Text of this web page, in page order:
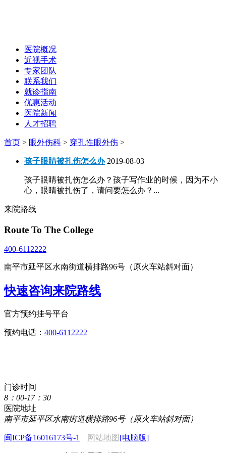
医院概况
近视手术
专家团队
联系我们
就诊指南
优惠活动
医院新闻
人才招聘
首页 > 眼外伤科 > 穿孔性眼外伤 >
孩子眼睛被扎伤怎么办 2019-08-03
孩子眼睛被扎伤怎么办？孩子写作业的时候，因为不小
心，眼睛被扎伤了，请问要怎么办？...
来院路线
Route To The College
400-6112222
南平市延平区水南街道横排路96号（原火车站斜对面）
快速咨询来院路线
官方预约挂号平台
预约电话： 400-6112222
门诊时间
8：00-17：30
医院地址
南平市延平区水南街道横排路96号（原火车站斜对面）
闽ICP备16016173号-1 网站地图 [电脑版]